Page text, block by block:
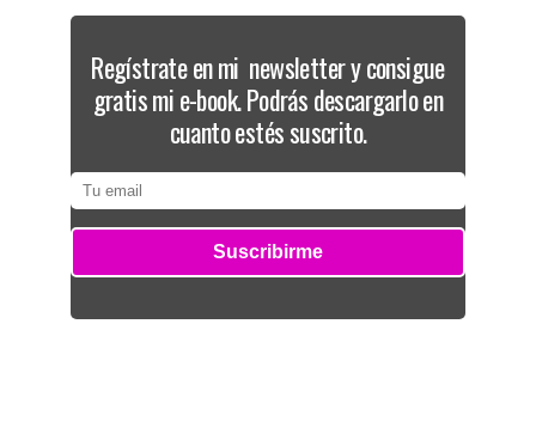
Regístrate en mi newsletter y consigue
gratis mi e-book. Podrás descargarlo en
cuanto estés suscrito.